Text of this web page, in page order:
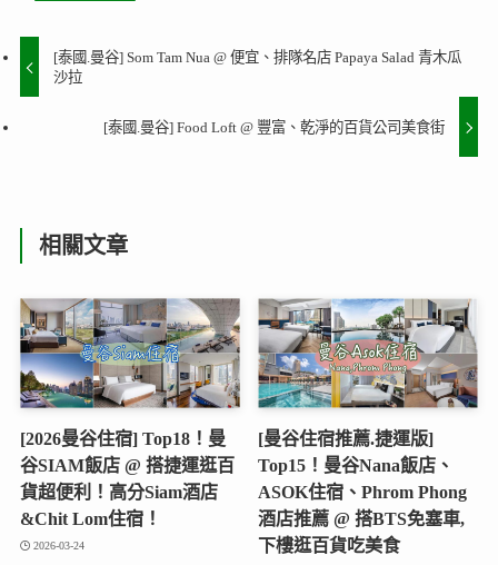
[泰國.曼谷] Som Tam Nua @ 便宜、排隊名店 Papaya Salad 青木瓜
沙拉
[泰國.曼谷] Food Loft @ 豐富、乾淨的百貨公司美食街
相關文章
[2026曼谷住宿] Top18！曼
谷SIAM飯店 @ 搭捷運逛百
貨超便利！高分Siam酒店
&Chit Lom住宿！
2026-03-24
[曼谷住宿推薦.捷運版]
Top15！曼谷Nana飯店、
ASOK住宿、Phrom Phong
酒店推薦 @ 搭BTS免塞車,
下樓逛百貨吃美食